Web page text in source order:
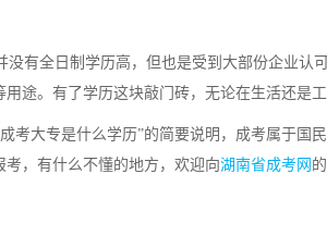
有全日制学历高，但也是受到大部份企业认
用途。有了学历这块敲门砖，无论在生活还是
考大专是什么学历”的简要说明，成考属于国
，有什么不懂的地方，欢迎向湖南省成考网